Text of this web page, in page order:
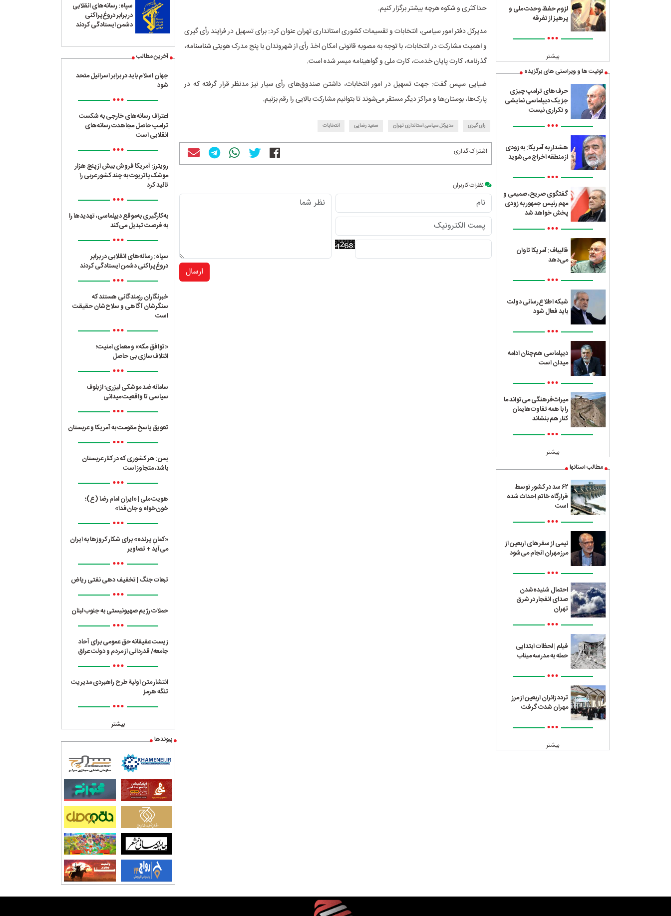
لزوم حفظ وحدت ملی و
پرهیز از تفرقه
•••
بیشتر
توئیت ها و ویراستی های برگزیده
حرف‌های ترامپ چیزی
جز یک دیپلماسی نمایشی
و تکراری نیست
•••
هشدار به آمریکا: به زودی
از منطقه اخراج می‌شوید
•••
گفتگوی صریح، صمیمی و
مهم رئیس جمهور به زودی
پخش خواهد شد
•••
قالیباف: آمریکا تاوان
می‌دهد
•••
شبکه اطلاع‌رسانی دولت
باید فعال شود
•••
دیپلماسی هم‌چنان ادامه
میدان است
•••
میراث‌فرهنگی می‌تواند ما
را با همه تفاوت‌هایمان
کنار هم بنشاند
•••
بیشتر
مطالب استانها
۶۲ سد در کشور توسط
قرارگاه خاتم احداث شده
است
•••
نیمی از سفرهای اربعین از
مرز مهران انجام می‌شود
•••
احتمال شنیده‌شدن
صدای انفجار در شرق
تهران
•••
فیلم | لحظات ابتدایی
حمله به مدرسه میناب
•••
تردد زائران اربعین از مرز
مهران شدت گرفت
•••
بیشتر
حداکثری و شکوه هرچه بیشتر برگزار کنیم.
مدیرکل دفتر امور سیاسی، انتخابات و تقسیمات کشوری استانداری تهران عنوان کرد: برای تسهیل در فرایند رأی گیری
و اهمیت مشارکت در انتخابات، با توجه به مصوبه قانونی امکان اخذ رأی از شهروندان با پنج مدرک هویتی شناسنامه،
گذرنامه، کارت پایان خدمت، کارت ملی و گواهینامه میسر شده است.
ضیایی سپس گفت: جهت تسهیل در امور انتخابات، داشتن صندوق‌های رأی سیار نیز مدنظر قرار گرفته که در
پارک‌ها، بوستان‌ها و مراکز دیگر مستقر می‌شوند تا بتوانیم مشارکت بالایی را رقم بزنیم.
رای گیری مدیرکل سیاسی استانداری تهران سعید رضایی انتخابات
اشتراک گذاری
نظرات کاربران
ارسال
سپاه: رسانه‌های انقلابی
در برابر دروغ‌پراکنی
دشمن ایستادگی کردند
آخرین مطالب
جهان اسلام باید در برابر اسرائیل متحد
شود
•••
اعتراف رسانه‌های خارجی به شکست
ترامپ حاصل مجاهدت رسانه‌های
انقلابی است
•••
رویترز: آمریکا فروش بیش از پنج هزار
موشک پاتریوت به چند کشور عربی را
تائید کرد
•••
به‌کارگیری به‌موقع دیپلماسی، تهدیدها را
به فرصت تبدیل می‌کند
•••
سپاه: رسانه‌های انقلابی در برابر
دروغ‌پراکنی دشمن ایستادگی کردند
•••
خبرنگاران رزمندگانی هستند که
سنگرشان آگاهی و سلاح‌شان حقیقت
است
•••
«توافق مکه» و معمای امنیت؛
ائتلاف‌سازی بی حاصل
•••
سامانه ضد موشکی لیزری؛ از بلوف
سیاسی تا واقعیت میدانی
•••
تعویق پاسخ مقومت به آمریکا و عربستان
•••
یمن: هر کشوری که در کنار عربستان
باشد، متجاوز است
•••
هویت ملی | «ایران امام رضا (ع)؛
خون‌خواه و جان‌فدا»
•••
«کمانِ پرنده» برای شکار کروزها به ایران
می‌آید + تصاویر
•••
تبعات جنگ | تخفیف دهی نفتی ریاض
•••
حملات رژیم صهیونیستی به جنوب لبنان
•••
زیست عفیفانه حق عمومی برای آحاد
جامعه/ قدردانی از مردم و دولت عراق
•••
انتشار متن اولیۀ طرح راهبردی مدیریت
تنگه هرمز
•••
بیشتر
پیوندها